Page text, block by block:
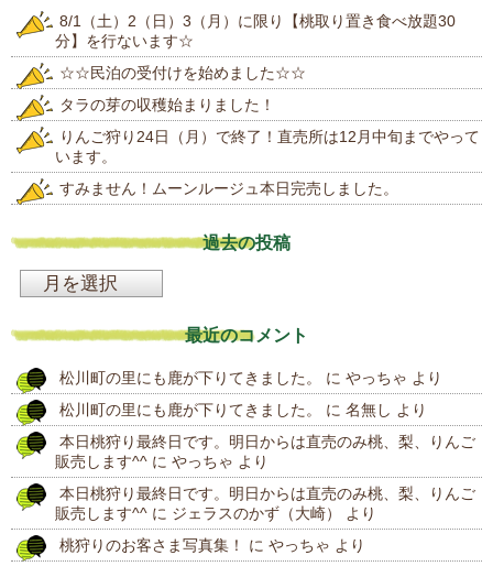
8/1（土）2（日）3（月）に限り【桃取り置き食べ放題30
分】を行ないます☆
☆☆民泊の受付けを始めました☆☆
タラの芽の収穫始まりました！
りんご狩り24日（月）で終了！直売所は12月中旬までやって
います。
すみません！ムーンルージュ本日完売しました。
過去の投稿
投
稿
最近のコメント
松川町の里にも鹿が下りてきました。 に やっちゃ より
松川町の里にも鹿が下りてきました。
に 名無し より
本日桃狩り最終日です。明日からは直売のみ桃、梨、りんご
販売します^^ に やっちゃ より
本日桃狩り最終日です。明日からは直売のみ桃、梨、りんご
販売します^^ に ジェラスのかず（大崎）
より
桃狩りのお客さま写真集！
に やっちゃ より